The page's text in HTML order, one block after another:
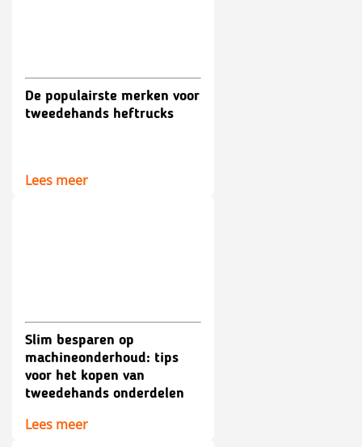
De populairste merken voor
tweedehands heftrucks
Lees meer
Slim besparen op
machineonderhoud: tips
voor het kopen van
tweedehands onderdelen
Lees meer